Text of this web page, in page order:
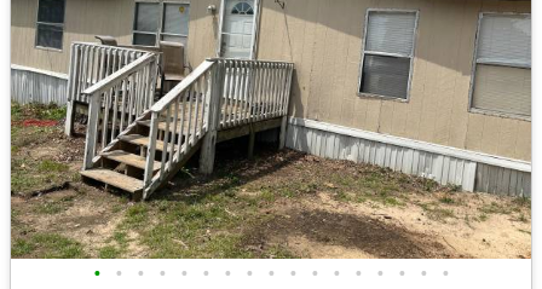
• • • • • • • • • • • • • • • • •